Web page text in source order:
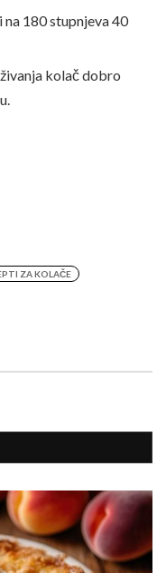
na 180 stupnjeva 40
kolač dobro
ZA KOLAČE